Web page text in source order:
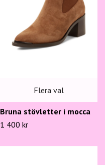
Flera val
Bruna stövletter i mocca
1 400 kr